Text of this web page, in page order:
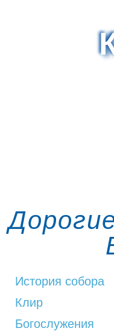
История собора
Клир
Богослужения